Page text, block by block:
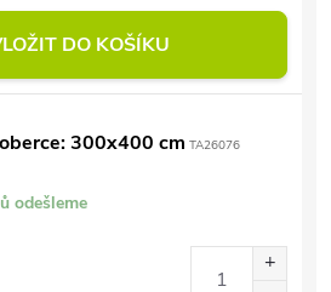
DO KOŠÍKU
300x400 cm TA26076
odešleme